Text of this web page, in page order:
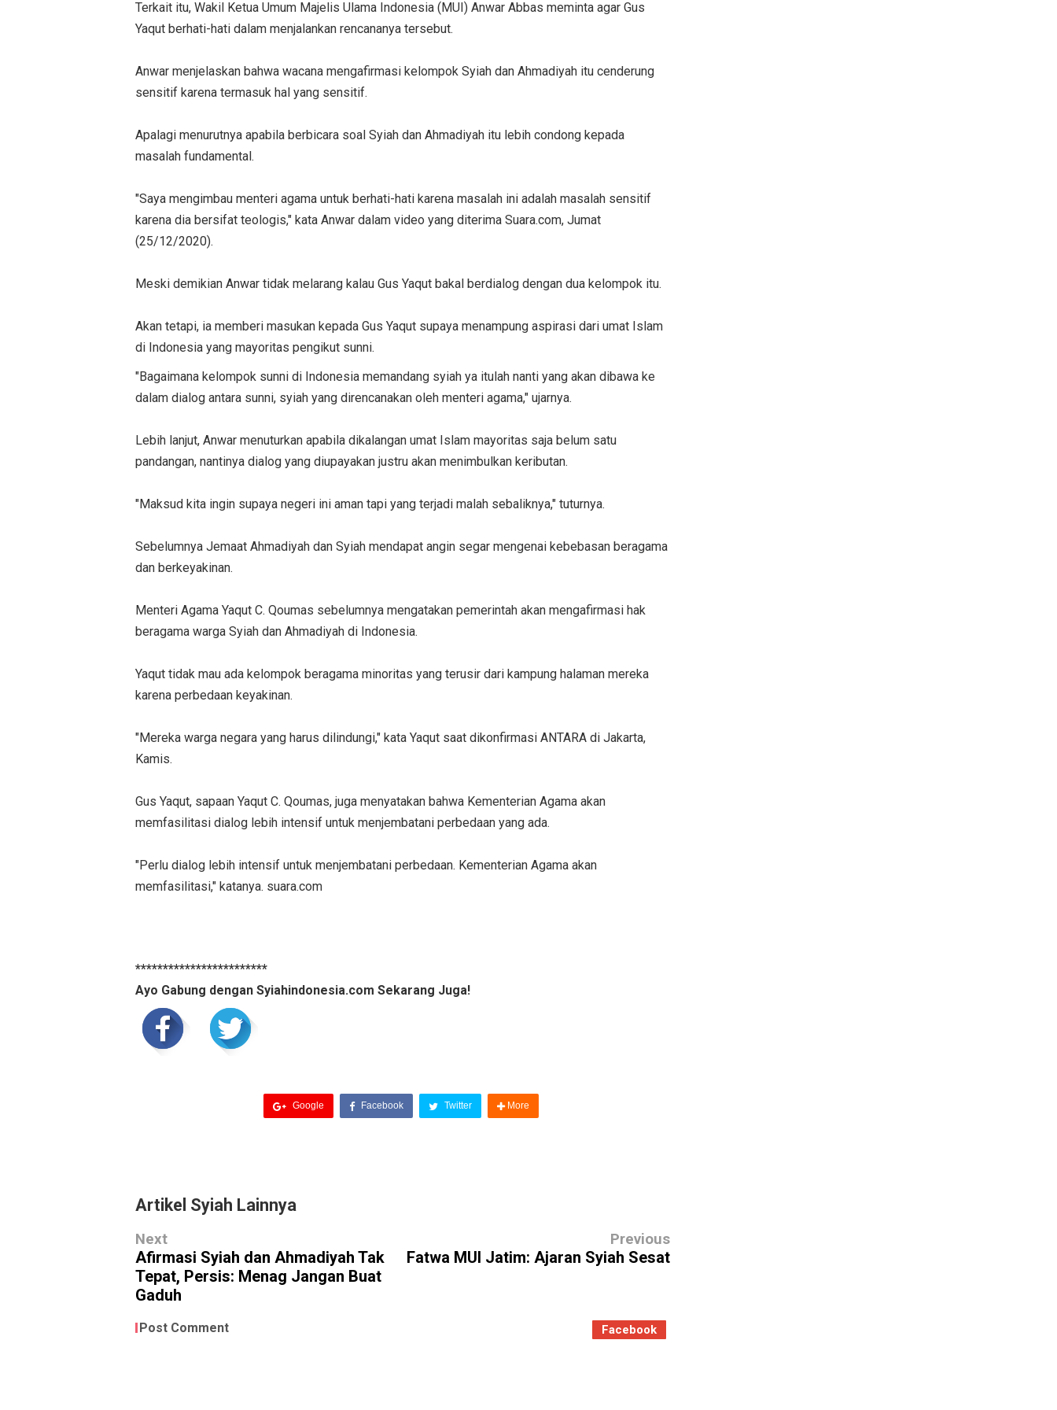
Terkait itu, Wakil Ketua Umum Majelis Ulama Indonesia (MUI) Anwar Abbas meminta agar Gus
Yaqut berhati-hati dalam menjalankan rencananya tersebut.
Anwar menjelaskan bahwa wacana mengafirmasi kelompok Syiah dan Ahmadiyah itu cenderung
sensitif karena termasuk hal yang sensitif.
Apalagi menurutnya apabila berbicara soal Syiah dan Ahmadiyah itu lebih condong kepada
masalah fundamental.
"Saya mengimbau menteri agama untuk berhati-hati karena masalah ini adalah masalah sensitif
karena dia bersifat teologis," kata Anwar dalam video yang diterima Suara.com, Jumat
(25/12/2020).
Meski demikian Anwar tidak melarang kalau Gus Yaqut bakal berdialog dengan dua kelompok itu.
Akan tetapi, ia memberi masukan kepada Gus Yaqut supaya menampung aspirasi dari umat Islam
di Indonesia yang mayoritas pengikut sunni.
"Bagaimana kelompok sunni di Indonesia memandang syiah ya itulah nanti yang akan dibawa ke
dalam dialog antara sunni, syiah yang direncanakan oleh menteri agama," ujarnya.
Lebih lanjut, Anwar menuturkan apabila dikalangan umat Islam mayoritas saja belum satu
pandangan, nantinya dialog yang diupayakan justru akan menimbulkan keributan.
"Maksud kita ingin supaya negeri ini aman tapi yang terjadi malah sebaliknya," tuturnya.
Sebelumnya Jemaat Ahmadiyah dan Syiah mendapat angin segar mengenai kebebasan beragama
dan berkeyakinan.
Menteri Agama Yaqut C. Qoumas sebelumnya mengatakan pemerintah akan mengafirmasi hak
beragama warga Syiah dan Ahmadiyah di Indonesia.
Yaqut tidak mau ada kelompok beragama minoritas yang terusir dari kampung halaman mereka
karena perbedaan keyakinan.
"Mereka warga negara yang harus dilindungi," kata Yaqut saat dikonfirmasi ANTARA di Jakarta,
Kamis.
Gus Yaqut, sapaan Yaqut C. Qoumas, juga menyatakan bahwa Kementerian Agama akan
memfasilitasi dialog lebih intensif untuk menjembatani perbedaan yang ada.
"Perlu dialog lebih intensif untuk menjembatani perbedaan. Kementerian Agama akan
memfasilitasi," katanya. suara.com
************************
Ayo Gabung dengan Syiahindonesia.com Sekarang Juga!
Google Facebook Twitter More
Artikel Syiah Lainnya
Next
Afirmasi Syiah dan Ahmadiyah Tak
Tepat, Persis: Menag Jangan Buat
Gaduh
Previous
Fatwa MUI Jatim: Ajaran Syiah Sesat
Post Comment Facebook